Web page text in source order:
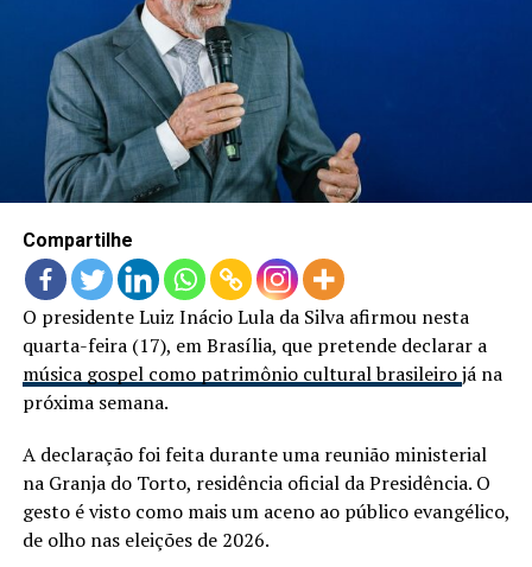
LANÇAMENTOS
Compartilhe
O presidente Luiz Inácio Lula da Silva afirmou nesta
quarta-feira (17), em Brasília, que pretende declarar a
música gospel como patrimônio cultural brasileirojá na
próxima semana.
A declaração foi feita durante uma reunião ministerial
na Granja do Torto, residência oficial da Presidência. O
gesto é visto como mais um aceno ao público evangélico,
de olho nas eleições de 2026.